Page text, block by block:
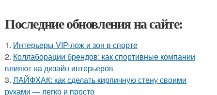
Последние обновления на сайте:
1. Интерьеры VIP-лож и зон в спорте
2. Коллаборации брендов: как спортивные компании
влияют на дизайн интерьеров
3. ЛАЙФХАК: как сделать кирпичную стену своими
руками — легко и просто